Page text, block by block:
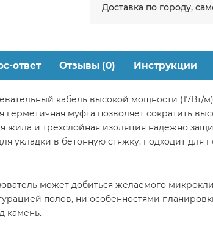
Доставка по городу,
ответ Отзывы (0) Инструкции
кабель высокой мощности
герметичная муфта позволяет сократить
жила и трехслойная изоляция надежно
укладки в бетонную стяжку, подходит
может добиться желаемого
полов, ни особенностями
камень.